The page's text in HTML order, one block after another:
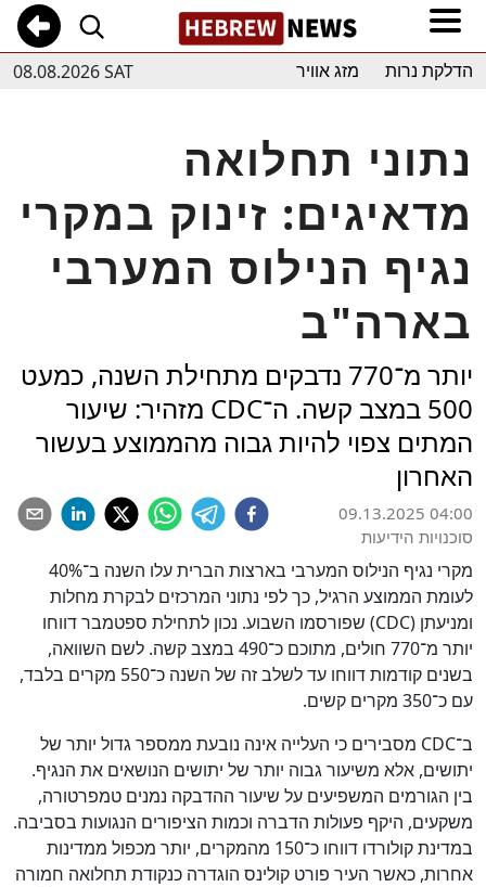
08.08.2026 SAT הדלקת נרות מזג אוויר
נתוני תחלואה
מדאיגים: זינוק במקרי
נגיף הנילוס המערבי
בארה"ב
יותר מ־770 נדבקים מתחילת השנה, כמעט
500 במצב קשה. ה־CDC מזהיר: שיעור
המתים צפוי להיות גבוה מהממוצע בעשור
האחרון
09.13.2025 04:00
סוכנויות הידיעות
מקרי נגיף הנילוס המערבי בארצות הברית עלו השנה ב־40%
לעומת הממוצע הרגיל, כך לפי נתוני המרכזים לבקרת מחלות
ומניעתן (CDC) שפורסמו השבוע. נכון לתחילת ספטמבר דווחו
יותר מ־770 חולים, מתוכם כ־490 במצב קשה. לשם השוואה,
בשנים קודמות דווחו עד לשלב זה של השנה כ־550 מקרים בלבד,
עם כ־350 מקרים קשים.
ב־CDC מסבירים כי העלייה אינה נובעת ממספר גדול יותר של
יתושים, אלא משיעור גבוה יותר של יתושים הנושאים את הנגיף.
בין הגורמים המשפיעים על שיעור ההדבקה נמנים טמפרטורה,
משקעים, היקף פעולות הדברה וכמות הציפורים הנגועות בסביבה.
במדינת קולורדו דווחו כ־150 מהמקרים, יותר מכפול ממדינות
אחרות, כאשר העיר פורט קולינס הוגדרה כנקודת תחלואה חמורה